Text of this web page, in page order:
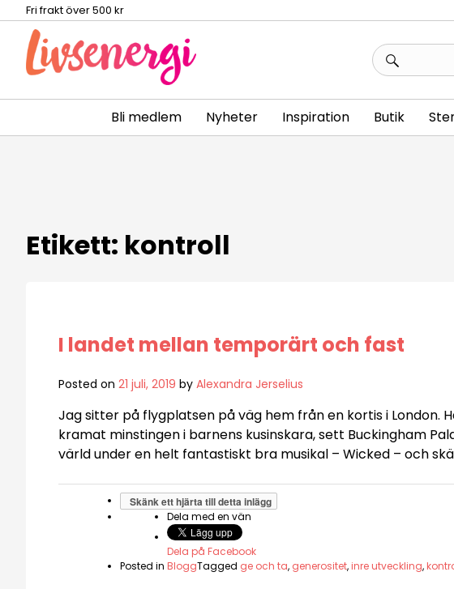
Fri frakt över 500 kr
Sök
efter:
Bli medlem Nyheter Inspiration Butik
Etikett: kontroll
I landet mellan temporärt och fast
Posted on 21 juli, 2019 by Alexandra Jerselius
Jag sitter på flygplatsen på väg hem från en kortis i London.
kramat minstingen i barnens kusinskara, sett Buckingham
värld under en helt fantastiskt bra musikal – Wicked – och
Skänk ett hjärta till detta inlägg
Dela med en vän
Dela på Facebook
Posted in BloggTagged ge och ta, generositet,inre utveckling,